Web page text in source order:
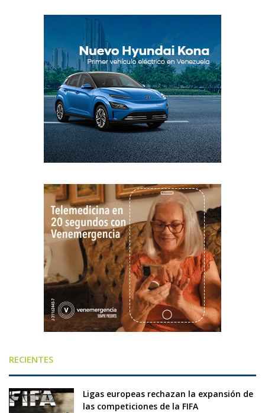
RECIENTES
Ligas europeas rechazan la expansión de
las competiciones de la FIFA